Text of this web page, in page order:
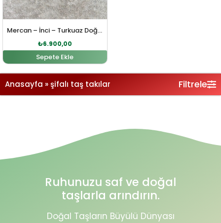
Mercan – İnci – Turkuaz Doğal Taş Gümüş Bileklik
₺6.900,00
Sepete Ekle
Anasayfa »şifalı taş takılar Filtrele
Ruhunuzu saf ve doğal
taşlarla arındırın.
Doğal Taşların Büyülü Dünyası